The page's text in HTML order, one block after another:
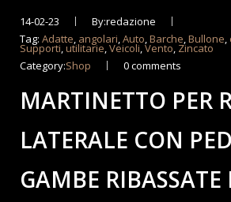
14-02-23
By:redazione
Tag:Adatte, angolari,Auto,Barche,Bullone,
Supporti,utilitarie,Veicoli,Vento, Zincato
Category:Shop 0 comments
MARTINETTO PER
LATERALE CON
GAMBE